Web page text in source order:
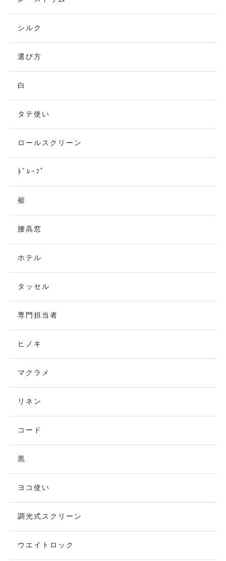
シルク
選び方
白
タテ使い
ロールスクリーン
ﾄﾞﾚｰﾌﾟ
裾
腰高窓
ホテル
タッセル
専門担当者
ヒノキ
マクラメ
リネン
コード
黒
ヨコ使い
調光式スクリーン
ウエイトロック